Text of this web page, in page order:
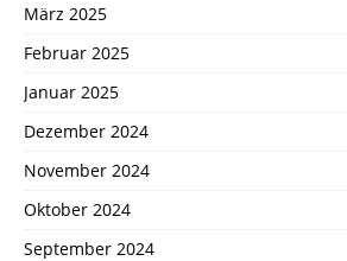
März 2025
Februar 2025
Januar 2025
Dezember 2024
November 2024
Oktober 2024
September 2024